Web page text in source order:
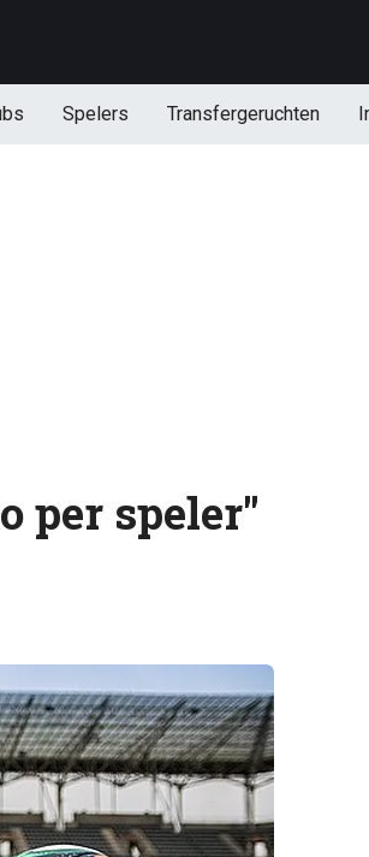
Spelers Transfergeruchten
per speler"